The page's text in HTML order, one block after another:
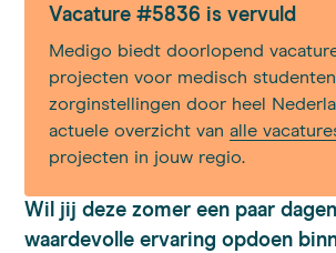
Vacature #5836 is vervuld
Medigo biedt doorlopend
projecten voor medisch
zorginstellingen door heel
actuele overzicht vanalle
projecten in jouw regio.
Wil jij deze zomer een paar
waardevolle ervaring opdoen